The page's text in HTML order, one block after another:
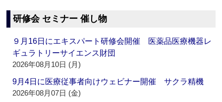
研修会 セミナー 催し物
９月16日にエキスパート研修会開催 医薬品医療機器レ
ギュラトリーサイエンス財団
2026年08月10日 (月)
9月4日に医療従事者向けウェビナー開催 サクラ精機
2026年08月07日 (金)